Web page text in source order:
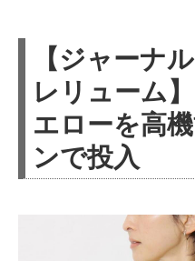
【ジャーナ
レリューム
エローを高
ンで投入